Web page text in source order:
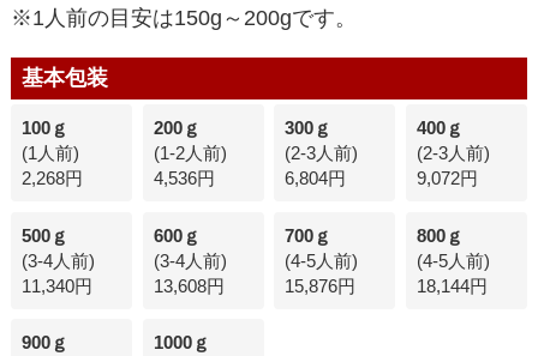
※1人前の目安は150g～200gです。
基本包装
100ｇ
(1人前)
2,268円
200ｇ
(1-2人前)
4,536円
300ｇ
(2-3人前)
6,804円
400ｇ
(2-3人前)
9,072円
500ｇ
(3-4人前)
11,340円
600ｇ
(3-4人前)
13,608円
700ｇ
(4-5人前)
15,876円
800ｇ
(4-5人前)
18,144円
900ｇ
1000ｇ